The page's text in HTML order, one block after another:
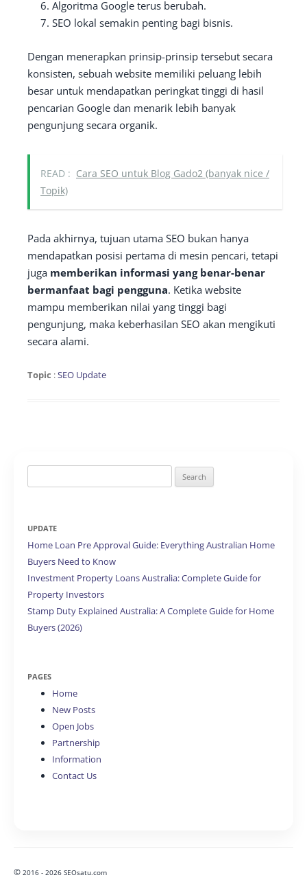
Algoritma Google terus berubah.
SEO lokal semakin penting bagi bisnis.
Dengan menerapkan prinsip-prinsip tersebut secara
konsisten, sebuah website memiliki peluang lebih
besar untuk mendapatkan peringkat tinggi di hasil
pencarian Google dan menarik lebih banyak
pengunjung secara organik.
READ : Cara SEO untuk Blog Gado2 (banyak nice /
Topik)
Pada akhirnya, tujuan utama SEO bukan hanya
mendapatkan posisi pertama di mesin pencari, tetapi
juga memberikan informasi yang benar-benar
bermanfaat bagi pengguna. Ketika website
mampu memberikan nilai yang tinggi bagi
pengunjung, maka keberhasilan SEO akan mengikuti
secara alami.
Topic :SEO Update
for:
UPDATE
Home Loan Pre Approval Guide: Everything Australian Home
Buyers Need to Know
Investment Property Loans Australia: Complete Guide for
Property Investors
Stamp Duty Explained Australia: A Complete Guide for Home
Buyers (2026)
PAGES
Home
New Posts
Open Jobs
Partnership
Information
Contact Us
© 2016 - 2026 SEOsatu.com